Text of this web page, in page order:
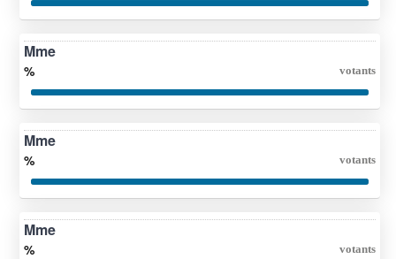
Mme
% votants
Mme
% votants
Mme
% votants